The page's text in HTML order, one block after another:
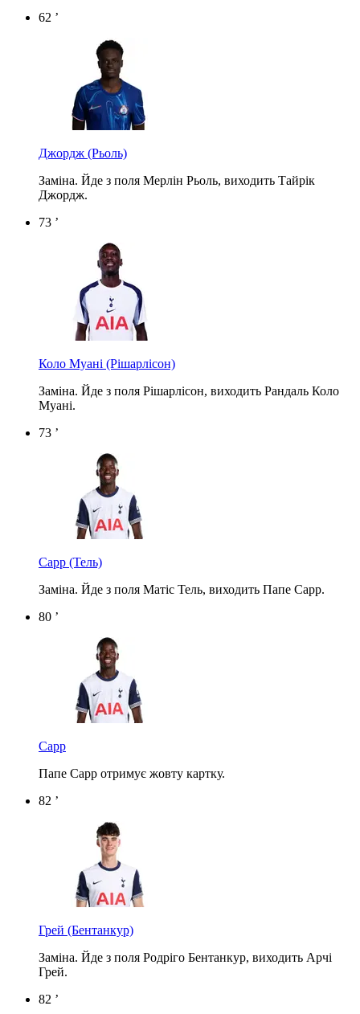
62 ’
Джордж (Рьоль)
Заміна. Йде з поля Мерлін Рьоль, виходить Тайрік
Джордж.
73 ’
Коло Муані (Рішарлісон)
Заміна. Йде з поля Рішарлісон, виходить Рандаль Коло
Муані.
73 ’
Сарр (Тель)
Заміна. Йде з поля Матіс Тель, виходить Папе Сарр.
80 ’
Сарр
Папе Сарр отримує жовту картку.
82 ’
Грей (Бентанкур)
Заміна. Йде з поля Родріго Бентанкур, виходить Арчі
Грей.
82 ’